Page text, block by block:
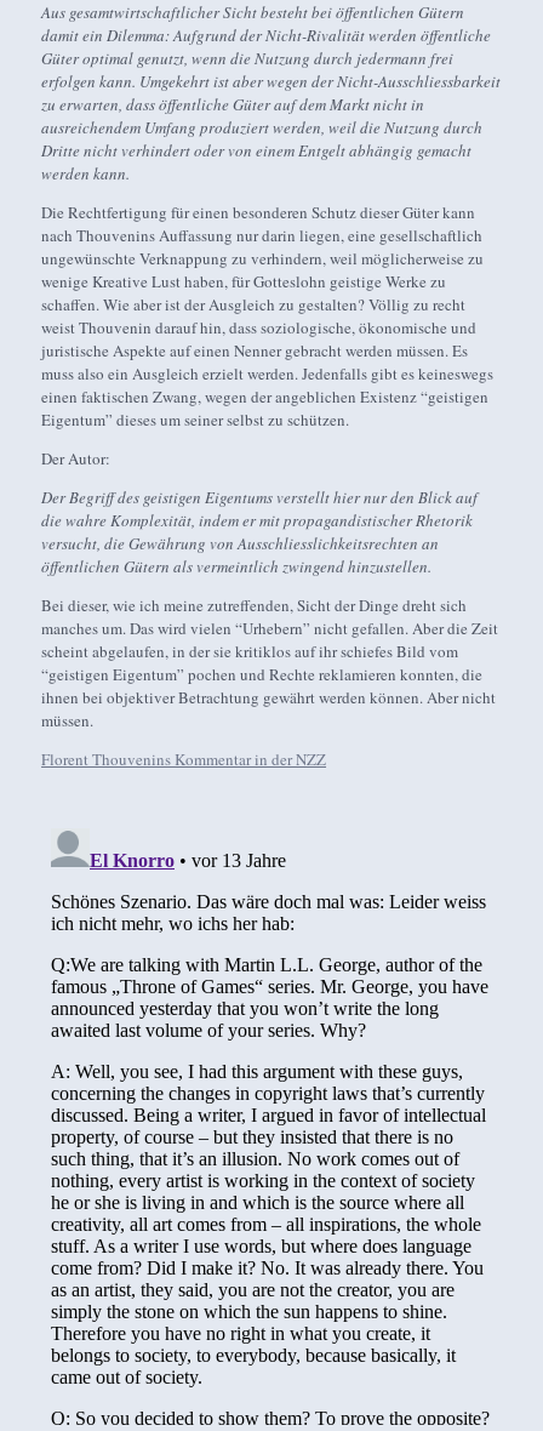
Aus gesamtwirtschaftlicher Sicht besteht bei öffentlichen Gütern
damit ein Dilemma: Aufgrund der Nicht-Rivalität werden öffentliche
Güter optimal genutzt, wenn die Nutzung durch jedermann frei
erfolgen kann. Umgekehrt ist aber wegen der Nicht-Ausschliessbarkeit
zu erwarten, dass öffentliche Güter auf dem Markt nicht in
ausreichendem Umfang produziert werden, weil die Nutzung durch
Dritte nicht verhindert oder von einem Entgelt abhängig gemacht
werden kann.
Die Rechtfertigung für einen besonderen Schutz dieser Güter kann
nach Thouvenins Auffassung nur darin liegen, eine gesellschaftlich
ungewünschte Verknappung zu verhindern, weil möglicherweise zu
wenige Kreative Lust haben, für Gotteslohn geistige Werke zu
schaffen. Wie aber ist der Ausgleich zu gestalten? Völlig zu recht
weist Thouvenin darauf hin, dass soziologische, ökonomische und
juristische Aspekte auf einen Nenner gebracht werden müssen. Es
muss also ein Ausgleich erzielt werden. Jedenfalls gibt es keineswegs
einen faktischen Zwang, wegen der angeblichen Existenz “geistigen
Eigentum” dieses um seiner selbst zu schützen.
Der Autor:
Der Begriff des geistigen Eigentums verstellt hier nur den Blick auf
die wahre Komplexität, indem er mit propagandistischer Rhetorik
versucht, die Gewährung von Ausschliesslichkeitsrechten an
öffentlichen Gütern als vermeintlich zwingend hinzustellen.
Bei dieser, wie ich meine zutreffenden, Sicht der Dinge dreht sich
manches um. Das wird vielen “Urhebern” nicht gefallen. Aber die Zeit
scheint abgelaufen, in der sie kritiklos auf ihr schiefes Bild vom
“geistigen Eigentum” pochen und Rechte reklamieren konnten, die
ihnen bei objektiver Betrachtung gewährt werden können. Aber nicht
müssen.
Florent Thouvenins Kommentar in der NZZ